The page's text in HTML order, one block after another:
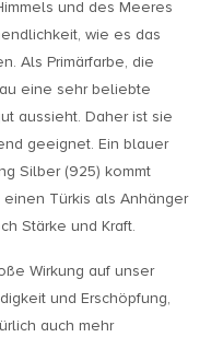
und des Meeres
wie es das
Als Primärfarbe, die
eine sehr beliebte
aussieht. Daher ist sie
geeignet. Ein blauer
Silber (925) kommt
Türkis als Anhänger
Stärke und Kraft.
Wirkung auf unser
und Erschöpfung,
auch mehr